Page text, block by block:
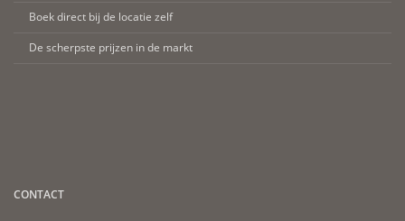
Boek direct bij de locatie zelf
De scherpste prijzen in de markt
CONTACT